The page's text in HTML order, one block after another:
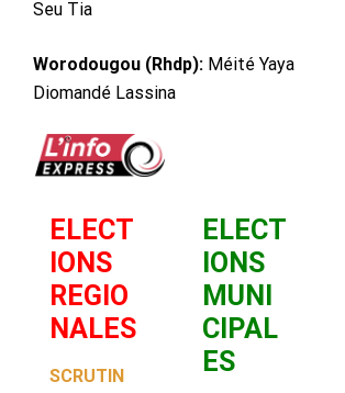
Seu Tia
Worodougou (Rhdp): Méité Yaya
Diomandé Lassina
ELECT
IONS
REGIO
NALES
SCRUTIN
ELECT
IONS
MUNI
CIPAL
ES